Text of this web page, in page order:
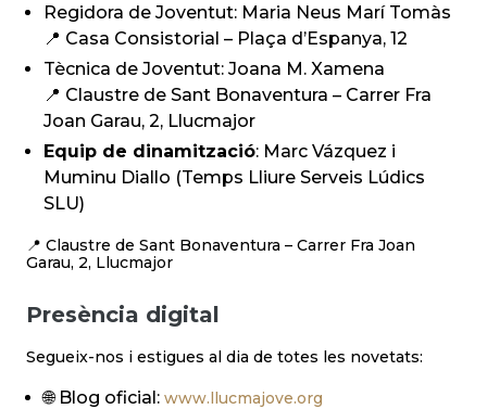
Regidora de Joventut: Maria Neus Marí Tomàs
📍 Casa Consistorial – Plaça d’Espanya, 12
Tècnica de Joventut: Joana M. Xamena
📍 Claustre de Sant Bonaventura – Carrer Fra
Joan Garau, 2, Llucmajor
Equip de dinamització: Marc Vázquez i
Muminu Diallo (Temps Lliure Serveis Lúdics
SLU)
📍 Claustre de Sant Bonaventura – Carrer Fra Joan
Garau, 2, Llucmajor
Presència digital
Segueix-nos i estigues al dia de totes les novetats:
🌐 Blog oficial: www.llucmajove.org